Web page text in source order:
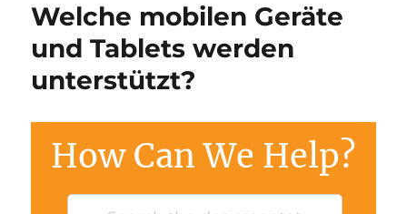
Welche mobilen Geräte
und Tablets werden
unterstützt?
How Can We Help?